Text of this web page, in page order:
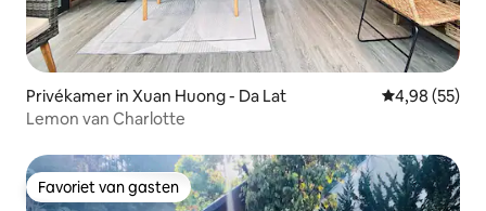
Privékamer in Xuan Huong - Da Lat Gemiddelde
4,98 (55)
Lemon van Charlotte
Favoriet van gasten
Favoriet van gasten